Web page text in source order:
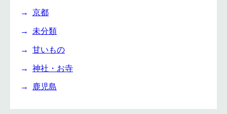
京都
未分類
甘いもの
神社・お寺
鹿児島